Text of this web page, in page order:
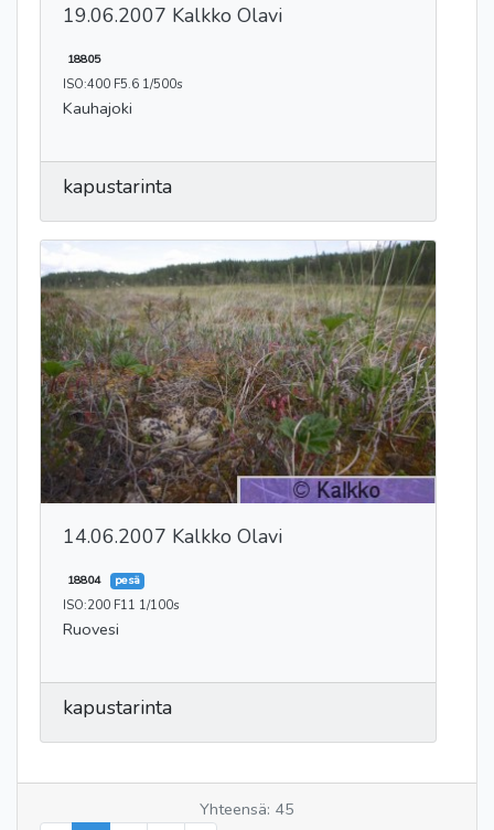
19.06.2007 Kalkko Olavi
18805
ISO:400 F5.6 1/500s
Kauhajoki
kapustarinta
14.06.2007 Kalkko Olavi
18804 pesä
ISO:200 F11 1/100s
Ruovesi
kapustarinta
Yhteensä: 45